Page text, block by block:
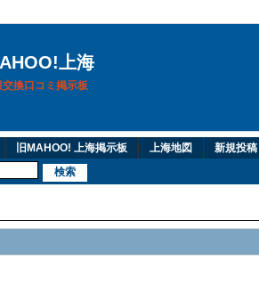
上海
換口コミ掲示板
旧MAHOO! 上海掲示板 上海地図 新規投稿